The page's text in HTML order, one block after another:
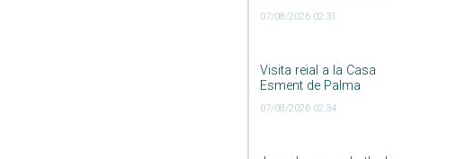
07/08/2026 02:31
Visita reial a la Casa
Esment de Palma
07/08/2026 02:34